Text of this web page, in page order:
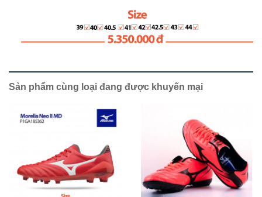
Sản phẩm cùng loại đang được khuyến mại